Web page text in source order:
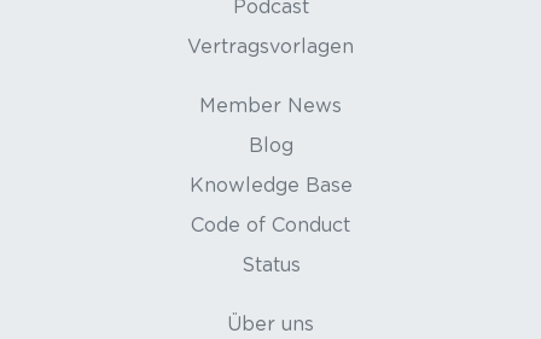
Podcast
Vertragsvorlagen
Member News
Blog
Knowledge Base
Code of Conduct
Status
Über uns